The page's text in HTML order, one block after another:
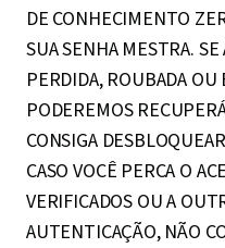
DE CONHECIMENTO
SUA SENHA MESTRA.
PERDIDA, ROUBADA OU
PODEREMOS
CONSIGA
CASO VOCÊ PERCA O
VERIFICADOS OU A
AUTENTICAÇÃO, NÃO